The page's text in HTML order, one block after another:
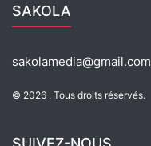
o
o p
SAKOLA
sakolamedia@gmail.com
© 2026 . Tous droits réservés.